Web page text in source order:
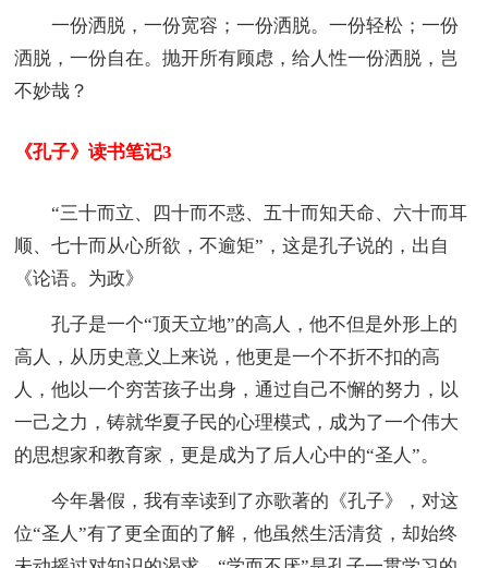
一份洒脱，一份宽容；一份洒脱。一份轻松；一份
洒脱，一份自在。抛开所有顾虑，给人性一份洒脱，岂
不妙哉？
《孔子》读书笔记3
“三十而立、四十而不惑、五十而知天命、六十而耳
顺、七十而从心所欲，不逾矩”，这是孔子说的，出自
《论语。为政》
孔子是一个“顶天立地”的高人，他不但是外形上的
高人，从历史意义上来说，他更是一个不折不扣的高
人，他以一个穷苦孩子出身，通过自己不懈的努力，以
一己之力，铸就华夏子民的心理模式，成为了一个伟大
的思想家和教育家，更是成为了后人心中的“圣人”。
今年暑假，我有幸读到了亦歌著的《孔子》，对这
位“圣人”有了更全面的了解，他虽然生活清贫，却始终